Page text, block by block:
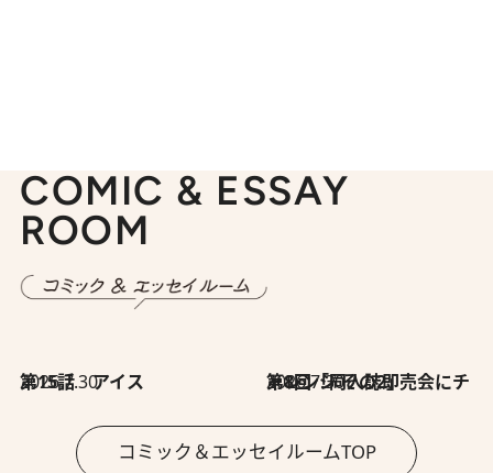
COMIC & ESSAY
ROOM
2026.7.30
第15話 アイス 2026.7.30
第8回「同人誌即売会にチャレンジ その2」
コミック＆エッセイルームTOP